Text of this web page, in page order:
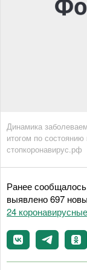
Динамика
итогом по
стопкоронавирус.рф
Ранее
выявлено 697
24